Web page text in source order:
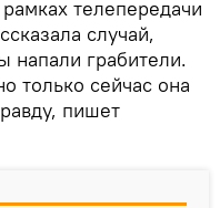
телепередачи
случай,
напали грабители.
только сейчас она
пишет